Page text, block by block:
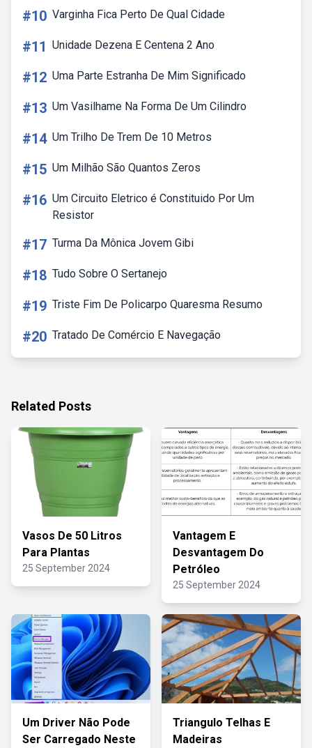
#10 Varginha Fica Perto De Qual Cidade
#11 Unidade Dezena E Centena 2 Ano
#12 Uma Parte Estranha De Mim Significado
#13 Um Vasilhame Na Forma De Um Cilindro
#14 Um Trilho De Trem De 10 Metros
#15 Um Milhão São Quantos Zeros
#16 Um Circuito Eletrico é Constituido Por Um
Resistor
#17 Turma Da Mônica Jovem Gibi
#18 Tudo Sobre O Sertanejo
#19 Triste Fim De Policarpo Quaresma Resumo
#20 Tratado De Comércio E Navegação
Related Posts
Vasos De 50 Litros
Para Plantas
25 September 2024
Vantagem E
Desvantagem Do
Petróleo
25 September 2024
Um Driver Não Pode
Ser Carregado Neste
Triangulo Telhas E
Madeiras